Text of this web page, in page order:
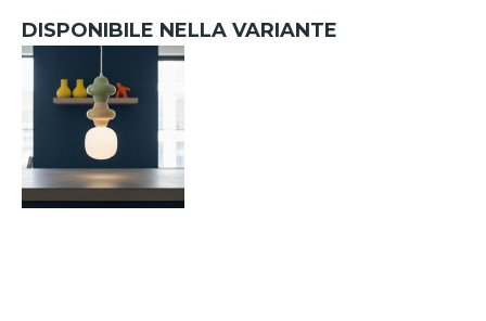
DISPONIBILE NELLA VARIANTE